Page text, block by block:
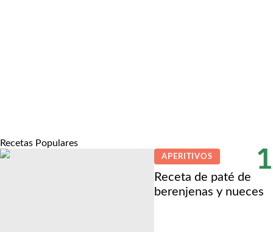
Recetas Populares
1
APERITIVOS
Receta de paté de
berenjenas y nueces